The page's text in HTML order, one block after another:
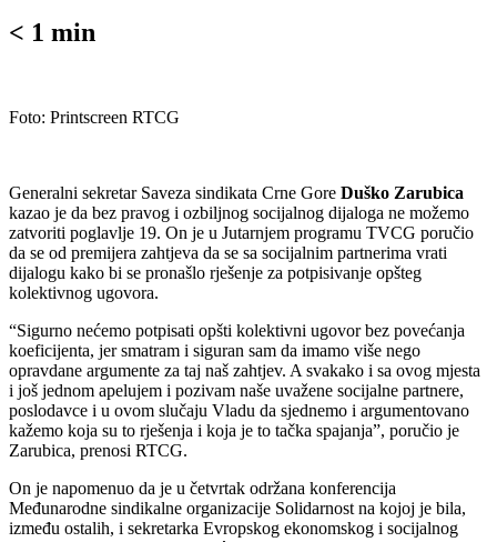
< 1 min
Foto: Printscreen RTCG
Generalni sekretar Saveza sindikata Crne Gore Duško Zarubica
kazao je da bez pravog i ozbiljnog socijalnog dijaloga ne možemo
zatvoriti poglavlje 19. On je u Jutarnjem programu TVCG poručio
da se od premijera zahtjeva da se sa socijalnim partnerima vrati
dijalogu kako bi se pronašlo rješenje za potpisivanje opšteg
kolektivnog ugovora.
“Sigurno nećemo potpisati opšti kolektivni ugovor bez povećanja
koeficijenta, jer smatram i siguran sam da imamo više nego
opravdane argumente za taj naš zahtjev. A svakako i sa ovog mjesta
i još jednom apelujem i pozivam naše uvažene socijalne partnere,
poslodavce i u ovom slučaju Vladu da sjednemo i argumentovano
kažemo koja su to rješenja i koja je to tačka spajanja”, poručio je
Zarubica, prenosi RTCG.
On je napomenuo da je u četvrtak održana konferencija
Međunarodne sindikalne organizacije Solidarnost na kojoj je bila,
između ostalih, i sekretarka Evropskog ekonomskog i socijalnog